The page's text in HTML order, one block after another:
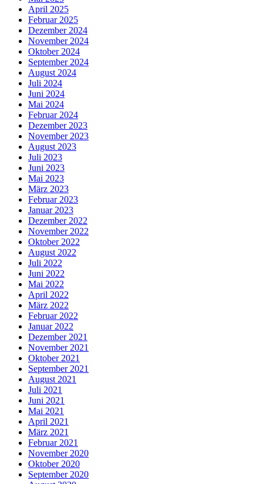
April 2025
Februar 2025
Dezember 2024
November 2024
Oktober 2024
September 2024
August 2024
Juli 2024
Juni 2024
Mai 2024
Februar 2024
Dezember 2023
November 2023
August 2023
Juli 2023
Juni 2023
Mai 2023
März 2023
Februar 2023
Januar 2023
Dezember 2022
November 2022
Oktober 2022
August 2022
Juli 2022
Juni 2022
Mai 2022
April 2022
März 2022
Februar 2022
Januar 2022
Dezember 2021
November 2021
Oktober 2021
September 2021
August 2021
Juli 2021
Juni 2021
Mai 2021
April 2021
März 2021
Februar 2021
November 2020
Oktober 2020
September 2020